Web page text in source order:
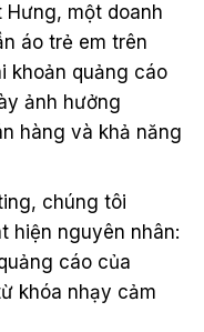
Hưng, một doanh
áo trẻ em trên
khoản quảng cáo
ảnh hưởng
hàng và khả năng
chúng tôi
hiện nguyên nhân:
cáo của
khóa nhạy cảm